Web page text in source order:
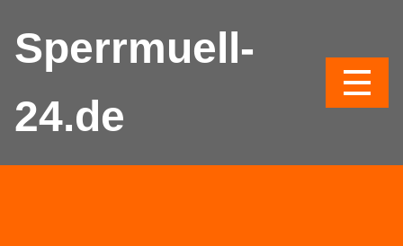
Sperrmuell-
24.de